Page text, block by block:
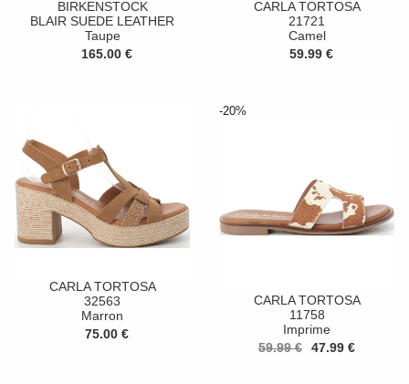
BIRKENSTOCK
BLAIR SUEDE LEATHER
Taupe
165.00 €
CARLA TORTOSA
21721
Camel
59.99 €
CARLA TORTOSA
32563
Marron
75.00 €
-20%
CARLA TORTOSA
11758
Imprime
59.99 €
47.99 €